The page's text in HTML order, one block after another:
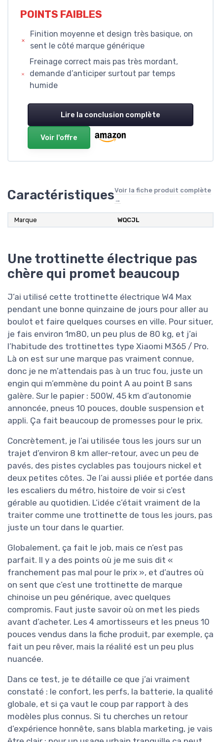
POINTS FAIBLES
Finition moyenne et design très basique, on
sent le côté marque générique
Freinage correct mais pas très mordant,
demande d’anticiper surtout par temps
humide
Lire la conclusion complète
Voir l'offre
CaractéristiquesVoir la fiche produit complète
→
Marque WQCJL
Une trottinette électrique pas
chère qui promet beaucoup
J’ai utilisé cette trottinette électrique W4 Max
pendant une bonne quinzaine de jours pour aller au
boulot et faire quelques courses en ville. Pour situer,
je fais environ 1m80, un peu plus de 80 kg, et j’ai
l’habitude des trottinettes type Xiaomi M365 / Pro.
Là on est sur une marque pas vraiment connue,
donc je ne m’attendais pas à un truc fou, juste un
engin qui m’emmène du point A au point B sans
galère. Sur le papier : 500W, 45 km d’autonomie
annoncée, pneus 10 pouces, double suspension et
appli. Ça fait beaucoup de promesses pour le prix.
Concrètement, je l’ai utilisée tous les jours sur un
trajet d’environ 8 km aller-retour, avec un peu de
pavés, des pistes cyclables pas toujours nickel et
deux petites côtes. Je l’ai aussi pliée et portée dans
les escaliers du métro, histoire de voir si c’est
gérable au quotidien. L’idée c’était vraiment de la
traiter comme une trottinette de tous les jours, pas
juste un tour dans le quartier.
Globalement, ça fait le job, mais ce n’est pas
parfait. Il y a des points où je me suis dit «
franchement pas mal pour le prix », et d’autres où
on sent que c’est une trottinette de marque
chinoise un peu générique, avec quelques
compromis. Faut juste savoir où on met les pieds
avant d’acheter. Les 4 amortisseurs et les pneus 10
pouces vendus dans la fiche produit, par exemple, ça
fait un peu rêver, mais la réalité est un peu plus
nuancée.
Dans ce test, je te détaille ce que j’ai vraiment
constaté : le confort, les perfs, la batterie, la qualité
globale, et si ça vaut le coup par rapport à des
modèles plus connus. Si tu cherches un retour
d’expérience honnête, sans blabla marketing, je vais